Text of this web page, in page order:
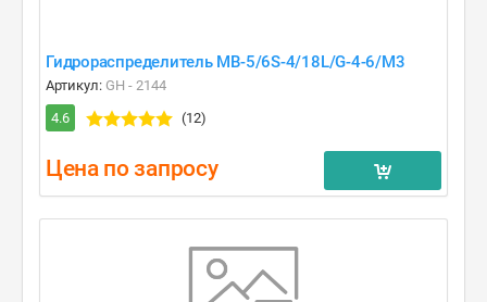
Гидрораспределитель MB-5/6S-4/18L/G-4-6/M3
Артикул: GH - 2144
4.6
(12)
Цена по запросу